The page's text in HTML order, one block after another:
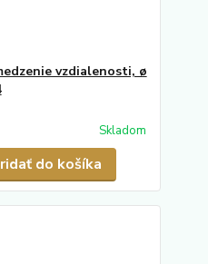
vzdialenosti, ø
Skladom
do košíka